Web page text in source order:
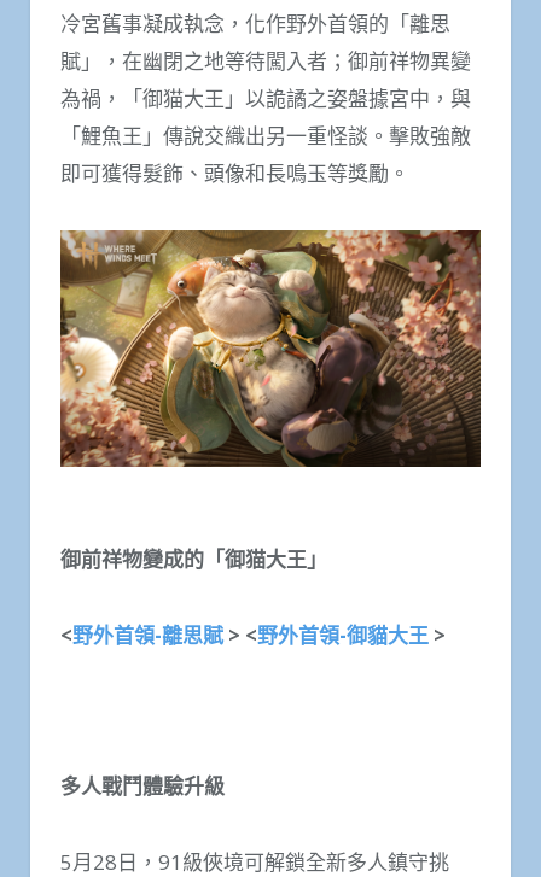
冷宮舊事凝成執念，化作野外首領的「離思
賦」，在幽閉之地等待闖入者；御前祥物異變
為禍，「御猫大王」以詭譎之姿盤據宮中，與
「鯉魚王」傳說交織出另一重怪談。擊敗強敵
即可獲得髮飾、頭像和長鳴玉等獎勵。
御前祥物變成的「御猫大王」
<野外首領-離思賦> <野外首領-御貓大王 >
多人戰鬥體驗升級
5月28日，91級俠境可解鎖全新多人鎮守挑